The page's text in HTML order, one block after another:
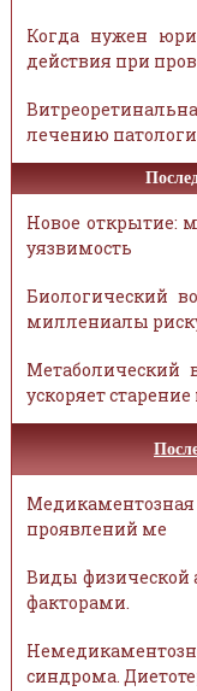
Когда нужен
действия при
лечению
Новое открытие:
уязвимость
Биологический
миллениалы
Метаболический
ускоряет
проявлений ме
Виды физической
факторами.
синдрома.